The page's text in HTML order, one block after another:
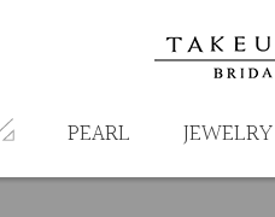
PEARL JEWELRY